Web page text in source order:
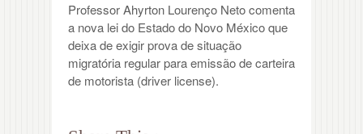
Professor Ahyrton Lourenço Neto comenta
a nova lei do Estado do Novo México que
deixa de exigir prova de situação
migratória regular para emissão de carteira
de motorista (driver license).